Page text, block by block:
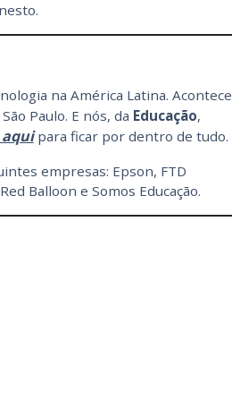
na América Latina. Acontece
Paulo. E nós, da Educação,
aquipara ficar por dentro de tudo.
empresas: Epson, FTD
Balloon e Somos Educação.